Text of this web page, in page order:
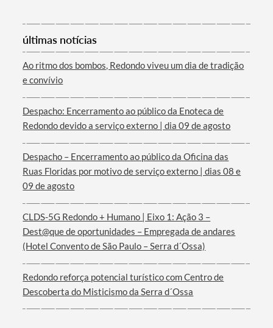
Termo de Pesquisa
Categorias gerais
Filtros
últimas notícias
Ao ritmo dos bombos, Redondo viveu um dia de tradição
e convívio
Despacho: Encerramento ao público da Enoteca de
Redondo devido a serviço externo | dia 09 de agosto
Despacho – Encerramento ao público da Oficina das
Ruas Floridas por motivo de serviço externo | dias 08 e
09 de agosto
CLDS-5G Redondo + Humano | Eixo 1: Ação 3 –
Dest@que de oportunidades – Empregada de andares
(Hotel Convento de São Paulo – Serra d´Ossa)
Redondo reforça potencial turístico com Centro de
Descoberta do Misticismo da Serra d´Ossa